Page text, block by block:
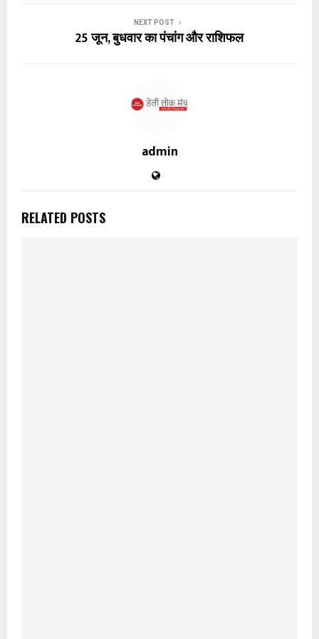
NEXT POST
25 जून, बुधवार का पंचांग और राशिफल
admin
RELATED POSTS